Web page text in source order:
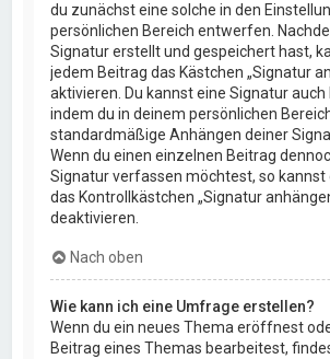
du zunächst eine solche in den
persönlichen Bereich entwerfen.
Signatur erstellt und gespeichert hast,
jedem Beitrag das Kästchen „Signatur
aktivieren. Du kannst eine Signatur
indem du in deinem persönlichen
standardmäßige Anhängen deiner
Wenn du einen einzelnen Beitrag
Signatur verfassen möchtest, so kannst
das Kontrollkästchen „Signatur
deaktivieren.
Nach oben
Wie kann ich eine Umfrage erstellen?
Wenn du ein neues Thema eröffnest
Beitrag eines Themas bearbeitest,